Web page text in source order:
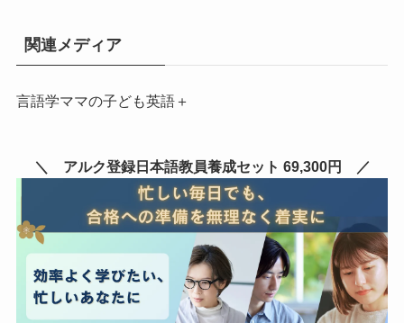
関連メディア
言語学ママの子ども英語＋
＼ アルク登録日本語教員養成セット 69,300円 ／